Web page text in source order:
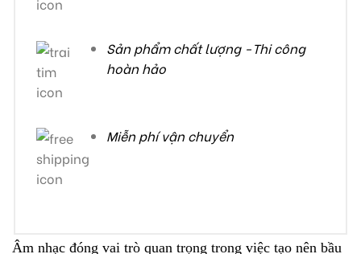
Sản phẩm chất lượng -Thi công
hoàn hảo
Miễn phí vận chuyển
Âm nhạc đóng vai trò quan trọng trong việc tạo nên bầu